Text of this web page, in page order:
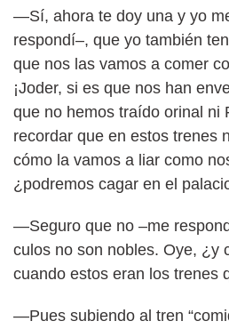
—Sí, ahora te doy una y yo
respondí–, que yo también
que nos las vamos a comer
¡Joder, si es que nos han
que no hemos traído orinal ni
recordar que en estos trenes
cómo la vamos a liar como
¿podremos cagar en el
—Seguro que no –me
culos no son nobles. Oye, ¿y
cuando estos eran los trenes
—Pues subiendo al tren